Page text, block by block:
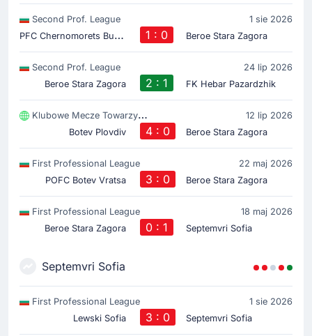
Second Prof. League 1 sie 2026
P
FC Chernomorets Burgas 1 : 0 Beroe Stara Zagora
Second Prof. League
24 lip 2026
Beroe Stara Zagora
2 : 1 FK Hebar Pazardzhik
Klubowe Mecze Towarzyski
12 lip 2026
Botev Plovdiv
4 : 0 Beroe Stara Zagora
First Professional League
22 maj 2026
POFC Botev Vratsa
3 : 0 Beroe Stara Zagora
First Professional League
18 maj 2026
Beroe Stara Zagora
0 : 1 Septemvri Sofia
Septemvri Sofia
First Professional League
1 sie 2026
Lewski Sofia
3 : 0 Septemvri Sofia